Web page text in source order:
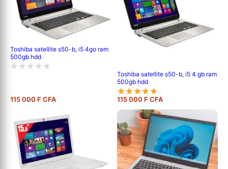
Toshiba satellite s50-b, i5 4go ram
500gb hdd
115 000 F CFA
Toshiba satellite s50-b, i5 4 gb ram
500gb hdd
115 000 F CFA